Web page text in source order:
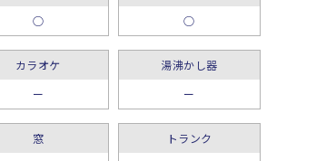
○
○
カラオケ
ー
湯沸かし器
ー
窓
トランク